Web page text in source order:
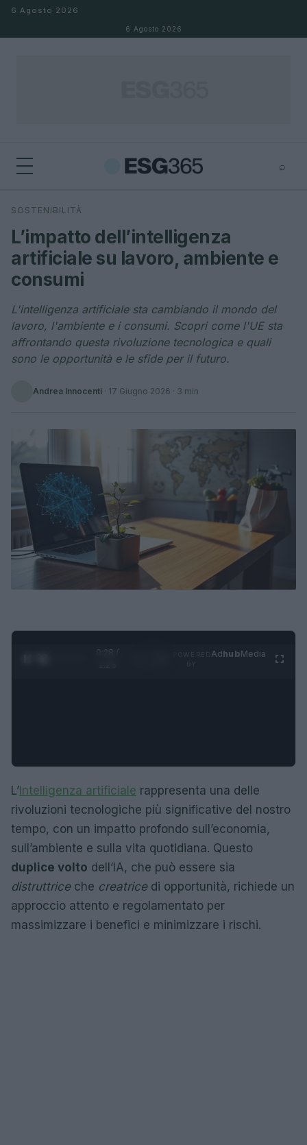
Salta al contenuto
6 Agosto 2026
6 Agosto 2026
⌕
Cerca
SOSTENIBILITÀ
L’impatto dell’intelligenza
artificiale su lavoro, ambiente e
consumi
L'intelligenza artificiale sta cambiando il mondo del
lavoro, l'ambiente e i consumi. Scopri come l'UE sta
affrontando questa rivoluzione tecnologica e quali
sono le opportunità e le sfide per il futuro.
Andrea Innocenti · 17 Giugno 2026 · 3 min
0:29 /
AdhubMedia
L’ Intelligenza artificiale rappresenta una delle
rivoluzioni tecnologiche più significative del nostro
tempo, con un impatto profondo sull’economia,
sull’ambiente e sulla vita quotidiana. Questo
duplice volto dell’IA, che può essere sia
distruttriceche creatricedi opportunità, richiede un
approccio attento e regolamentato per
massimizzare i benefici e minimizzare i rischi.